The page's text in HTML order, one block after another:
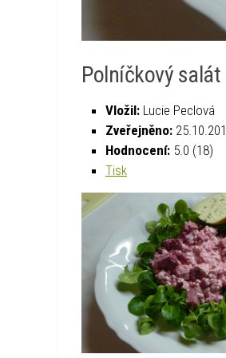
Polníčkový
Vložil: Lucie Peclová
Zveřejněno:
Hodnocení: 5.0 (18)
Tisk